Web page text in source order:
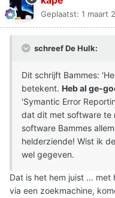
Geplaatst: 1 maart
schreef De Hulk:
Dit schrijft Bammes:
betekent. Heb al ge-
'Symantic Error
dat dit met software te
software Bammes
helderziende! Wist ik
wel gegeven.
Dat is het hem juist ...
via een zoekmachine,